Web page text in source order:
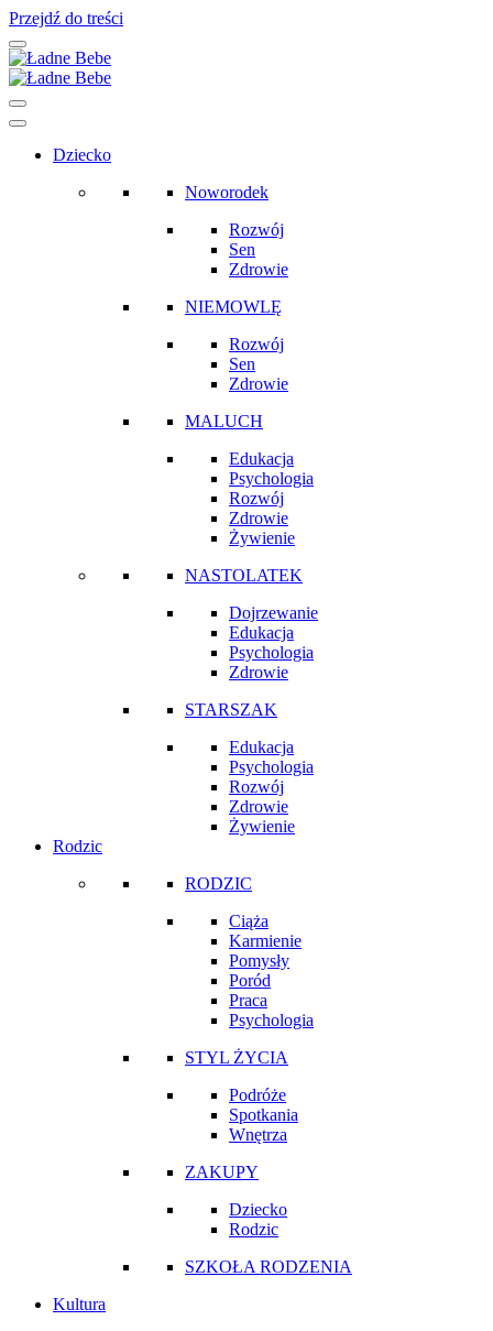
Przejdź do treści
Main
Navigation
Dziecko
Noworodek
Rozwój
Sen
Zdrowie
NIEMOWLĘ
Rozwój
Sen
Zdrowie
MALUCH
Edukacja
Psychologia
Rozwój
Zdrowie
Żywienie
NASTOLATEK
Dojrzewanie
Edukacja
Psychologia
Zdrowie
STARSZAK
Edukacja
Psychologia
Rozwój
Zdrowie
Żywienie
Rodzic
RODZIC
Ciąża
Karmienie
Pomysły
Poród
Praca
Psychologia
STYL ŻYCIA
Podróże
Spotkania
Wnętrza
ZAKUPY
Dziecko
Rodzic
SZKOŁA RODZENIA
Kultura